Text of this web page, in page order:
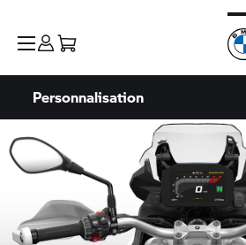
Personnalisation